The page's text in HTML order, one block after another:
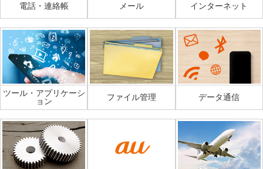
電話・連絡帳 メール インターネット
ツール・アプリケーシ
ョン
ファイル管理 データ通信